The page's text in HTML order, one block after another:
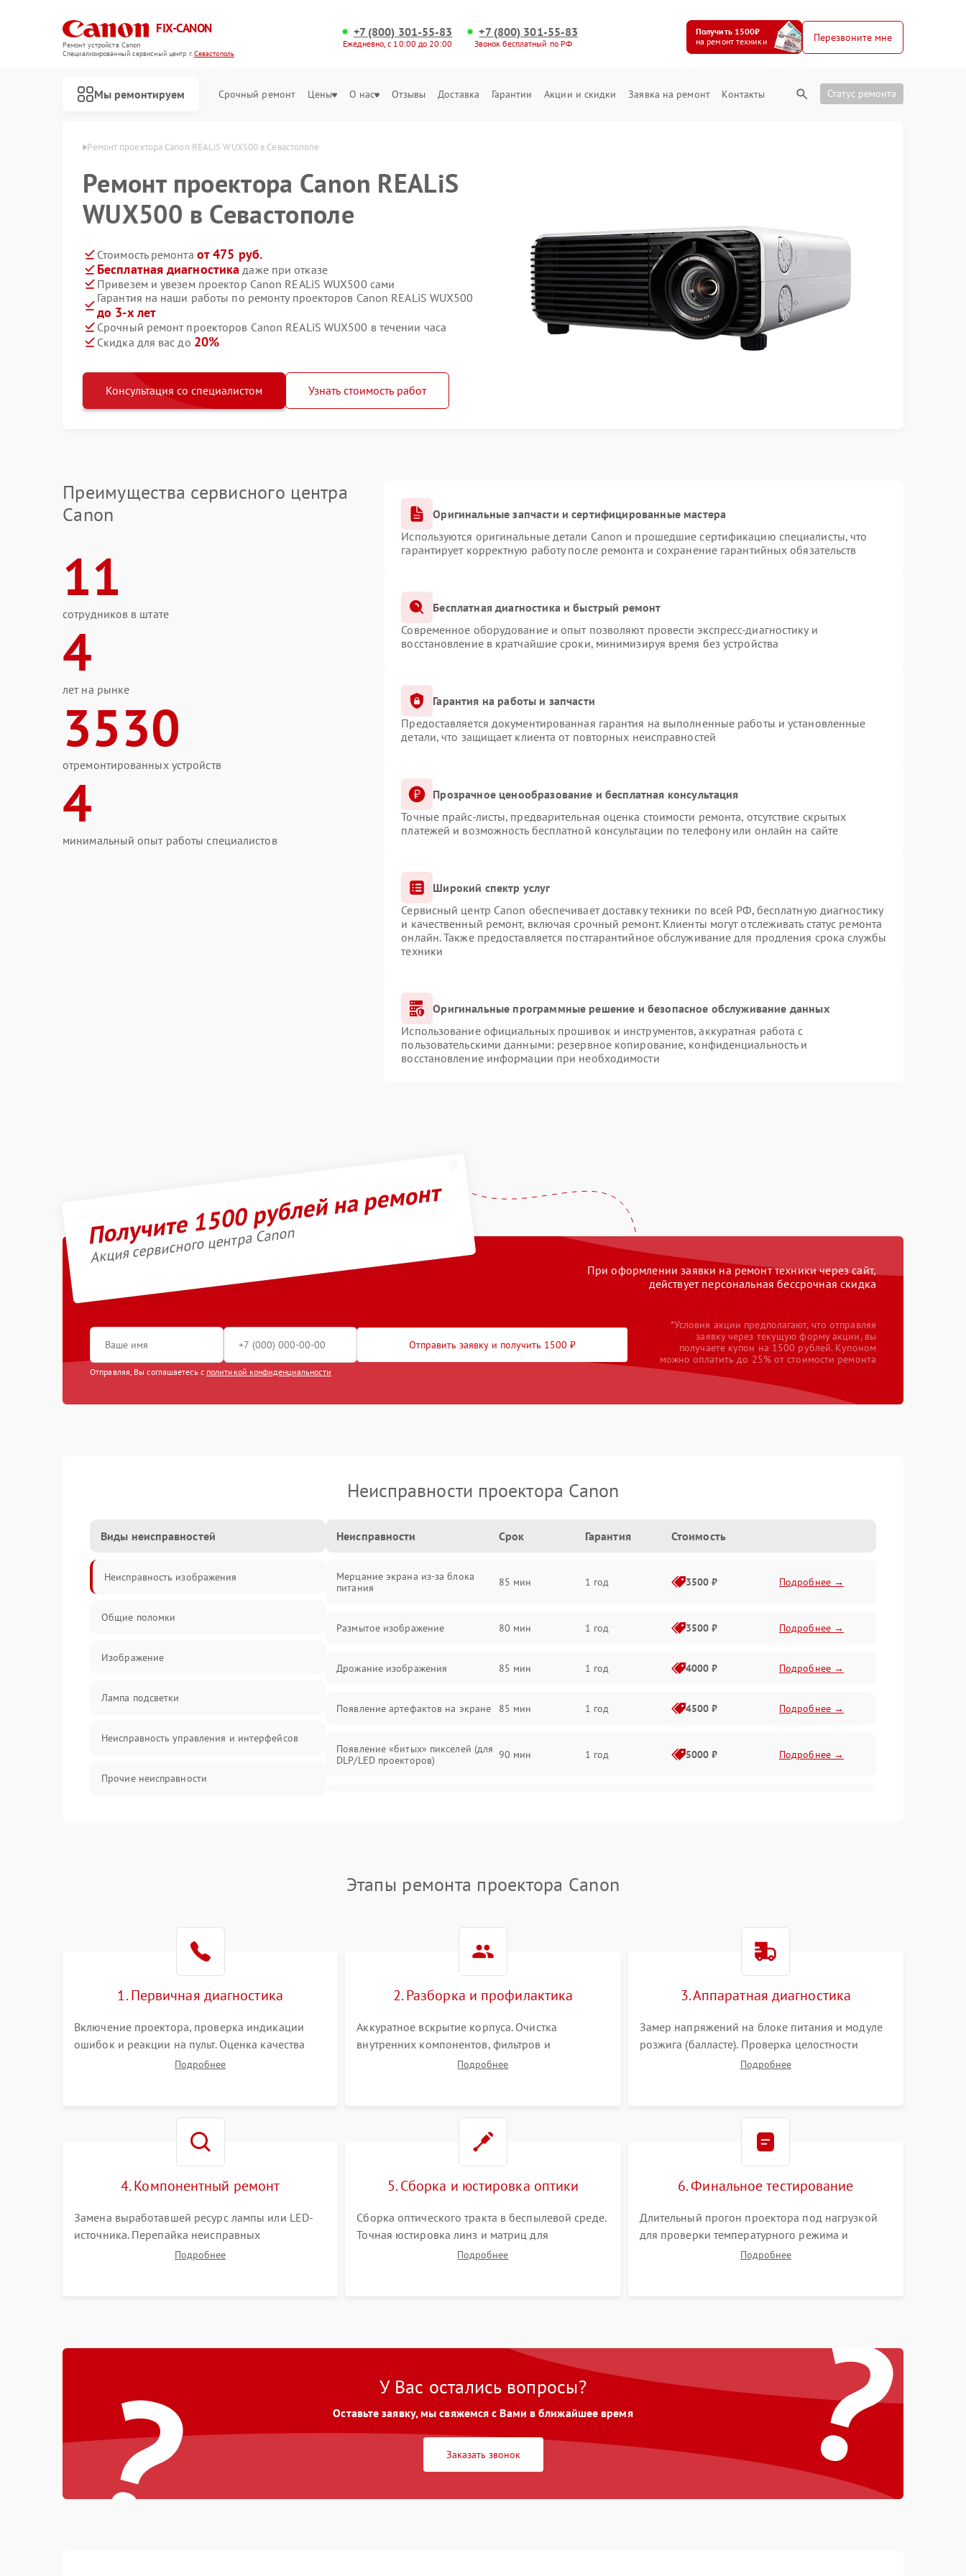
FIX-CANON
Ремонт устройств Canon
Специализированный cервисный центр г.Севастополь
+7 (800) 301-55-83
Ежедневно, с 10:00 до 20:00
+7 (800) 301-55-83
Звонок бесплатный по РФ
Получить 1500₽
на ремонт техники
Перезвоните мне
Мы ремонтируем Срочный ремонт Цены О нас Отзывы Доставка Гарантии Акции и скидки Заявка на ремонт Контакты Статус ремонта
в Севастополе Ремонт проектора Canon REALiS WUX500 в Севастополе
Ремонт проектора Canon REALiS
WUX500 в Севастополе
Стоимость ремонта от 475 руб.
Бесплатная диагностика даже при отказе
Привезем и увезем проектор Canon REALiS WUX500 сами
Гарантия на наши работы по ремонту проекторов Canon REALiS WUX500
до 3-х лет
Срочный ремонт проекторов Canon REALiS WUX500 в течении часа
Скидка для вас до 20%
Консультация со специалистом Узнать стоимость работ
Преимущества сервисного центра
Canon
11
сотрудников в штате
4
лет на рынке
3530
отремонтированных устройств
4
минимальный опыт работы специалистов
Оригинальные запчасти и сертифицированные мастера
Используются оригинальные детали Canon и прошедшие сертификацию специалисты, что
гарантирует корректную работу после ремонта и сохранение гарантийных обязательств
Бесплатная диагностика и быстрый ремонт
Современное оборудование и опыт позволяют провести экспресс-диагностику и
восстановление в кратчайшие сроки, минимизируя время без устройства
Гарантия на работы и запчасти
Предоставляется документированная гарантия на выполненные работы и установленные
детали, что защищает клиента от повторных неисправностей
Прозрачное ценообразование и бесплатная консультация
Точные прайс-листы, предварительная оценка стоимости ремонта, отсутствие скрытых
платежей и возможность бесплатной консультации по телефону или онлайн на сайте
Широкий спектр услуг
Сервисный центр Canon обеспечивает доставку техники по всей РФ, бесплатную диагностику
и качественный ремонт, включая срочный ремонт. Клиенты могут отслеживать статус ремонта
онлайн. Также предоставляется постгарантийное обслуживание для продления срока службы
техники
Оригинальные программные решение и безопасное обслуживание данных
Использование официальных прошивок и инструментов, аккуратная работа с
пользовательскими данными: резервное копирование, конфиденциальность и
восстановление информации при необходимости
Получите 1500 рублей на ремонт
Акция сервисного центра Canon
При оформлении заявки на ремонт техники через сайт,
действует персональная бессрочная скидка
Отправить заявку и получить 1500 ₽
Отправляя, Вы соглашаетесь с политикой конфиденциальности
*Условия акции предполагают, что отправляя
заявку через текущую форму акции, вы
получаете купон на 1500 рублей. Купоном
можно оплатить до 25% от стоимости ремонта
Неисправности проектора Canon
Виды неисправностей
Неисправность изображения
Общие поломки
Изображение
Лампа подсветки
Неисправность управления и интерфейсов
Прочие неисправности
Неисправности Срок Гарантия Стоимость
Мерцание экрана из-за блока
питания
85 мин 1 год 3500 ₽ Подробнее →
Размытое изображение 80 мин 1 год 3500 ₽ Подробнее →
Дрожание изображения 85 мин 1 год 4000 ₽ Подробнее →
Появление артефактов на экране 85 мин 1 год 4500 ₽ Подробнее →
Появление «битых» пикселей (для
DLP/LED проекторов)
90 мин 1 год 5000 ₽ Подробнее →
коррекция трапеции (Keystone)
Проблемы с масштабированием
80 мин 3500 ₽ Подробнее →
Этапы ремонта проектора Canon
1. Первичная диагностика
Включение проектора, проверка индикации
ошибок и реакции на пульт. Оценка качества
проекции, яркости лампы, наличия артефактов
Подробнее
2. Разборка и профилактика
Аккуратное вскрытие корпуса. Очистка
внутренних компонентов, фильтров и
вентиляторов от накопившейся пыли.
Подробнее
3. Аппаратная диагностика
Замер напряжений на блоке питания и модуле
розжига (балласте). Проверка целостности
цветового колеса (DLP) или поляризаторов (LCD).
Подробнее
4. Компонентный ремонт
Замена выработавшей ресурс лампы или LED-
источника. Перепайка неисправных
компонентов на платах. Замена DMD-чипа при
Подробнее
5. Сборка и юстировка оптики
Сборка оптического тракта в беспылевой среде.
Точная юстировка линз и матриц для
правильного сведения цветов и устранения
Подробнее
6. Финальное тестирование
Длительный прогон проектора под нагрузкой
для проверки температурного режима и
отсутствия перегрева. Оценка фокуса,
Подробнее
? ?
У Вас остались вопросы?
Оставьте заявку, мы свяжемся с Вами в ближайшее время
Заказать звонок